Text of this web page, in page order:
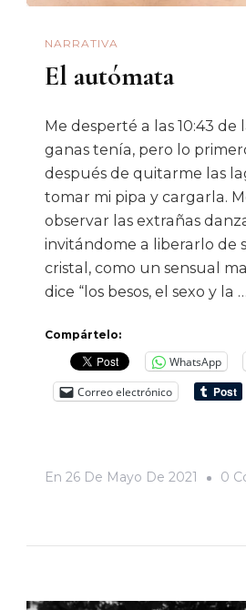
NARRATIVA
El autómata
Me desperté a las 10:43 de
ganas tenía, pero lo
después de quitarme las
tomar mi pipa y cargarla.
observar las extrañas
invitándome a liberarlo de
cristal, como un sensual
dice “los besos, el sexo y la …
Compártelo:
WhatsApp
Correo electrónico
En 26 De Mayo De 2021 0